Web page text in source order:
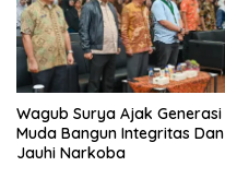
Wagub Surya Ajak Generasi
Muda Bangun Integritas Dan
Jauhi Narkoba